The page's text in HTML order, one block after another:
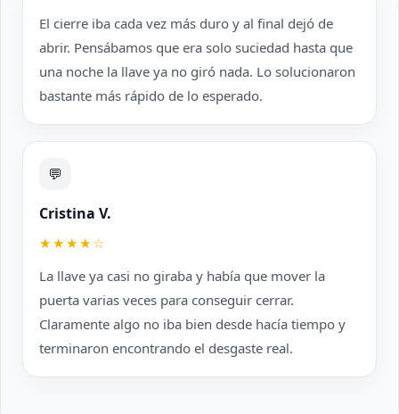
El cierre iba cada vez más duro y al final dejó de
abrir. Pensábamos que era solo suciedad hasta que
una noche la llave ya no giró nada. Lo solucionaron
bastante más rápido de lo esperado.
💬
Cristina V.
★★★★☆
La llave ya casi no giraba y había que mover la
puerta varias veces para conseguir cerrar.
Claramente algo no iba bien desde hacía tiempo y
terminaron encontrando el desgaste real.